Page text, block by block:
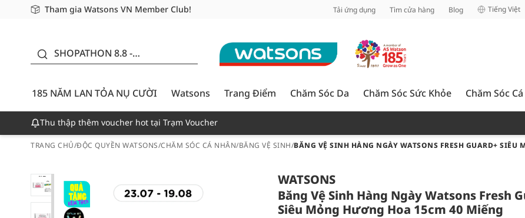
Tham gia Watsons VN Member Club!
Miễn phí giao hàng cho đơn hàng từ 249,000Đ
Giao hàng nhanh 24h - Áp dụng khu vực TP. Hồ Chí Minh Tải ứng dụng Tìm cửa hàng Blog Tiếng Việt
SHOPATHON 8.8 -
CƯỜI - GIẢM ĐẾN
50%
185 NĂM LAN TỎA NỤ CƯỜI
Watsons Trang Điểm Chăm Sóc Da Chăm Sóc Sức Khỏe Chăm Sóc
Thu thập thêm voucher hot tại Trạm Voucher
TRANG CHỦ/ĐỘC QUYỀN WATSONS/CHĂM SÓC CÁ NHÂN/BĂNG VỆ SINH/BĂNG VỆ SINH HÀNG NGÀY WATSONS FRESH GUARD+
WATSONS
Băng Vệ Sinh Hàng Ngày Watsons Fresh
Siêu Mỏng Hương Hoa 15cm 40 Miếng